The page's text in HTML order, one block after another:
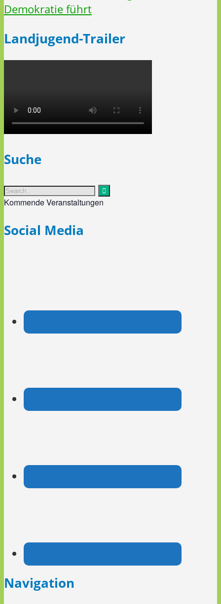
Landjugend-Trailer
Suche
Kommende Veranstaltungen
Social Media
Navigation